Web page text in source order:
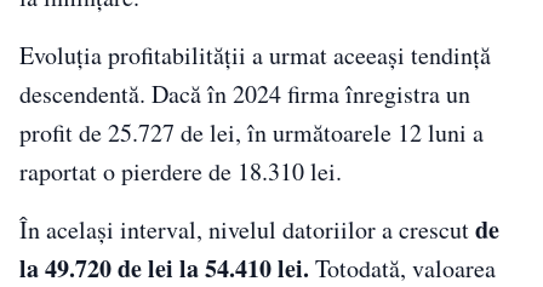
Evoluția profitabilității a urmat aceeași tendință
descendentă. Dacă în 2024 firma înregistra un
profit de 25.727 de lei, în următoarele 12 luni a
raportat o pierdere de 18.310 lei.
În același interval, nivelul datoriilor a crescutde
la 49.720 de lei la 54.410 lei. Totodată, valoarea